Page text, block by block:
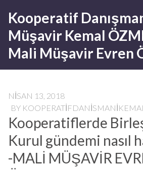
content
Kooperatif
Müşavir Kemal
Mali Müşavir Evren
NISAN 13, 2018
BY
Kooperatiflerde
Kurul gündemi nasıl
-MALİ MÜŞAVİR